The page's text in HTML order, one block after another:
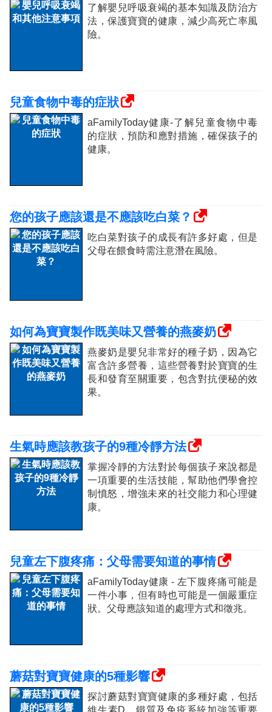
了解嬰兒呼吸衰竭的基本知識及防治方
法，保護寶寶的健康，減少高死亡率風
險。
兒童食物中毒的症狀
aFamilyToday健康-了解兒童食物中毒
的症狀，預防和應對措施，確保孩子的
健康。
您的孩子應該還是不應該吃白菜？
吃白菜對孩子的成長有許多好處，但是
父母在餵食時需注意潛在風險。
如何為寶寶製作既美味又營養的燕麥奶
燕麥奶是嬰兒非常好的種子奶，因為它
富含許多營養，這些營養對於寶寶的生
長和發育至關重要，包含對抗便秘的效
果。
生氣時應該教孩子的9種冷靜方法
掌握冷靜的方法對於每個孩子來說都是
一項重要的生活技能，幫助他們學會控
制憤怒，增強未來的社交能力和心理健
康。
兒童左下腹疼痛：父母需要知道的事情
aFamilyToday健康 - 左下腹疼痛可能是
一件小事，但有時也可能是一個嚴重症
狀。父母應該知道的處理方式和徵兆。
蘑菇對寶寶健康的5種影響
探討蘑菇對寶寶健康的多種好處，包括
維生素D、鐵質及免疫系統加強等重要